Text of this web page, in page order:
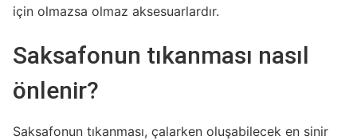
için olmazsa olmaz aksesuarlardır.
Saksafonun tıkanması nasıl
önlenir?
Saksafonun tıkanması, çalarken oluşabilecek en sinir